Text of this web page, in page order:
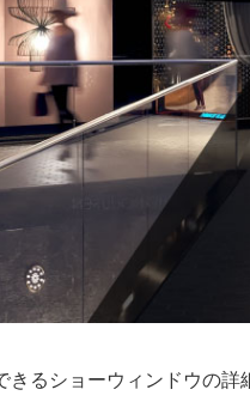
るショーウィンドウの詳